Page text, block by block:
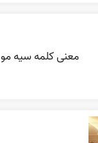
معنی کلمه سیه مو